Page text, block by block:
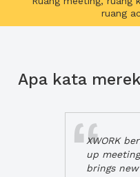
ruang
Apa kata
XWORK
up
brings